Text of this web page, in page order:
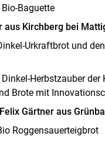
Baguette
aus Kirchberg bei
Urkraftbrot und
Herbstzauber der
Brote mit
Gärtner aus
Roggensauerteigbrot